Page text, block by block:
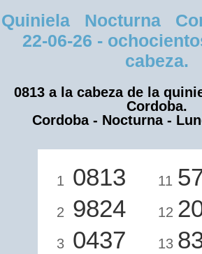
Quiniela Nocturna
22-06-26 -
cabeza.
0813 a la cabeza de la
Cordoba.
Cordoba - Nocturna -
1 0813
2 9824
3 0437
11
12
13